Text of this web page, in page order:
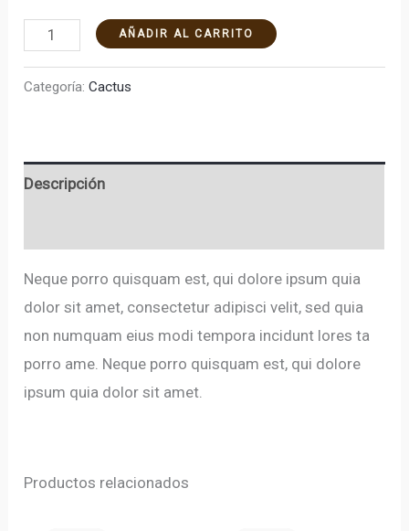
AÑADIR AL CARRITO
Categoría:Cactus
Descripción
Neque porro quisquam est, qui dolore ipsum quia
dolor sit amet, consectetur adipisci velit, sed quia
non numquam eius modi tempora incidunt lores ta
porro ame. Neque porro quisquam est, qui dolore
ipsum quia dolor sit amet.
Productos relacionados